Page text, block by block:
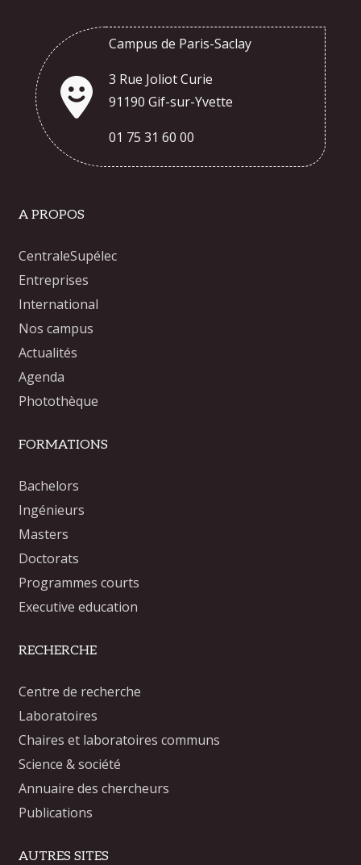
Campus de Paris-Saclay
3 Rue Joliot Curie
91190 Gif-sur-Yvette
01 75 31 60 00
A PROPOS
CentraleSupélec
Entreprises
International
Nos campus
Actualités
Agenda
Photothèque
FORMATIONS
Bachelors
Ingénieurs
Masters
Doctorats
Programmes courts
Executive education
RECHERCHE
Centre de recherche
Laboratoires
Chaires et laboratoires communs
Science & société
Annuaire des chercheurs
Publications
AUTRES SITES